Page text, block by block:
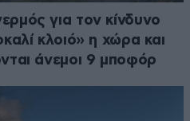
για τον κίνδυνο
κλοιό» η χώρα και
άνεμοι 9 μποφόρ